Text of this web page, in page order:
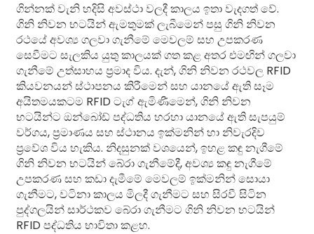
ගින්නක් වැනි හදිසි අවස්ථා වලදී කාලය ඉතා වැදගත් වේ.
ගිනි නිවන භටයින් ඇමතුමක් ලැබීමෙන් පසු ගිනි නිවන
රථයේ අවශ්‍ය ගලවා ගැනීමේ මෙවලම් සහ උපකරණ
සෙවීමට සැලකිය යුතු කාලයක් ගත කළ අතර එමඟින් ගලවා
ගැනීමේ උත්සාහය ප්‍රමාද විය. දැන්, ගිනි නිවන රථවල RFID
කියවනයන් ස්ථාපනය කිරීමෙන් සහ යානයේ ඇති සෑම
අයිතමයකටම RFID ටැග් ඇමිණීමෙන්, ගිනි නිවන
භටයින්ට ඔන්බෝඩ් පද්ධතිය හරහා යානයේ ඇති සැපයුම්
වර්ගය, ප්‍රමාණය සහ ස්ථානය ඉක්මනින් හා නිවැරදිව
ප්‍රවේශ විය හැකිය. නිදසුනක් වශයෙන්, ඉහළ කඳු නැගීමේ
ගිනි නිවන භටයින් බේරා ගැනීමේදී, අවශ්‍ය කඳු නැගීමේ
උපකරණ සහ කඩා දැමීමේ මෙවලම් ඉක්මනින් සොයා
ගැනීමට, වටිනා කාලය මිලදී ගැනීමට සහ සිරවී සිටින
පුද්ගලයින් සාර්ථකව බේරා ගැනීමට ගිනි නිවන භටයින්
RFID පද්ධතිය භාවිතා කළහ.